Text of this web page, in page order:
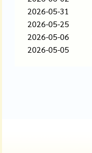
2026-05-31
2026-05-25
2026-05-06
2026-05-05